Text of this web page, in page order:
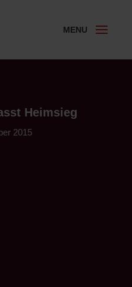
Heimsieg
2015